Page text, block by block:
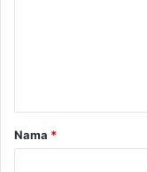
a
r
Nama *